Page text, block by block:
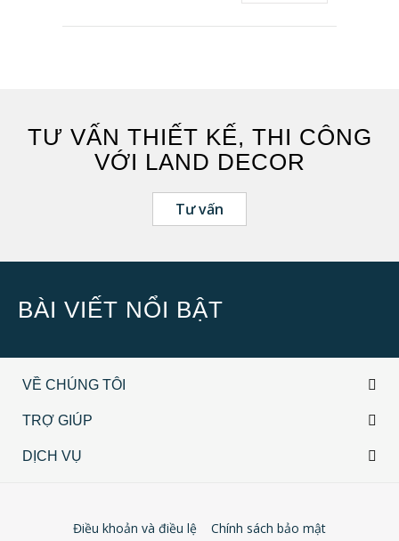
TƯ VẤN THIẾT KẾ, THI CÔNG
VỚI LAND DECOR
Tư vấn
BÀI VIẾT NỔI BẬT
VỀ CHÚNG TÔI
TRỢ GIÚP
DỊCH VỤ
Điều khoản và điều lệ Chính sách bảo mật